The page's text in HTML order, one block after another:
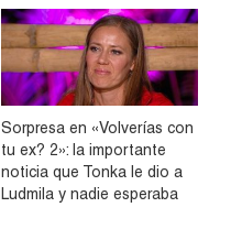
Sorpresa en «Volverías con
tu ex? 2»: la importante
noticia que Tonka le dio a
Ludmila y nadie esperaba